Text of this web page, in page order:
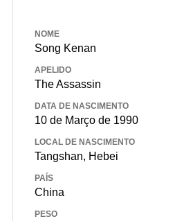
NOME
Song Kenan
APELIDO
The Assassin
DATA DE NASCIMENTO
10 de Março de 1990
LOCAL DE NASCIMENTO
Tangshan, Hebei
PAÍS
China
PESO